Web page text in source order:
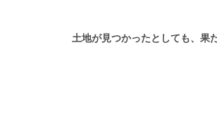
土地が見つかったとしても、果